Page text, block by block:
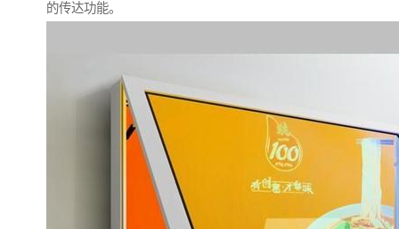
的传达功能。